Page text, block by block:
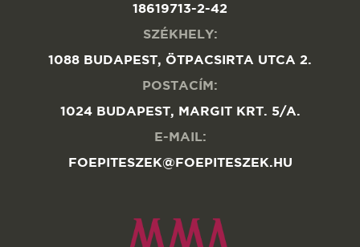
18619713-2-42
SZÉKHELY:
1088 BUDAPEST, ÖTPACSIRTA UTCA 2.
POSTACÍM:
1024 BUDAPEST, MARGIT KRT. 5/A.
E-MAIL:
FOEPITESZEK@FOEPITESZEK.HU